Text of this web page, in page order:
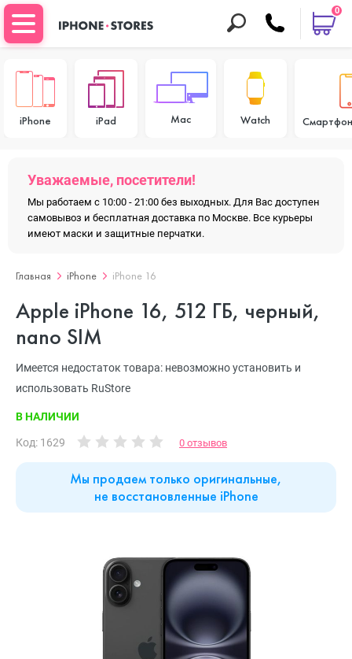
0
iPhone iPad Mac Watch
Уважаемые, посетители!
Мы работаем с 10:00 - 21:00 без выходных. Для Вас доступен
самовывоз и бесплатная доставка по Москве. Все курьеры
имеют маски и защитные перчатки.
Главная iPhone iPhone 16
Apple iPhone 16, 512 ГБ, черный,
nano SIM
Имеется недостаток товара: невозможно установить и
использовать RuStore
В НАЛИЧИИ
Код: 1629 0 отзывов
Мы продаем только оригинальные,
не восстановленные iPhone